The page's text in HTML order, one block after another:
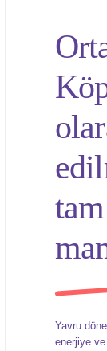
Yavru
enerjiye